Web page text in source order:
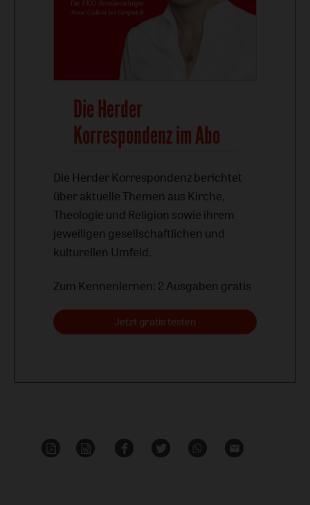
Die Herder
Korrespondenz im Abo
Die Herder Korrespondenz berichtet
über aktuelle Themen aus Kirche,
Theologie und Religion sowie ihrem
jeweiligen gesellschaftlichen und
kulturellen Umfeld.
Zum Kennenlernen: 2 Ausgaben gratis
Jetzt gratis testen